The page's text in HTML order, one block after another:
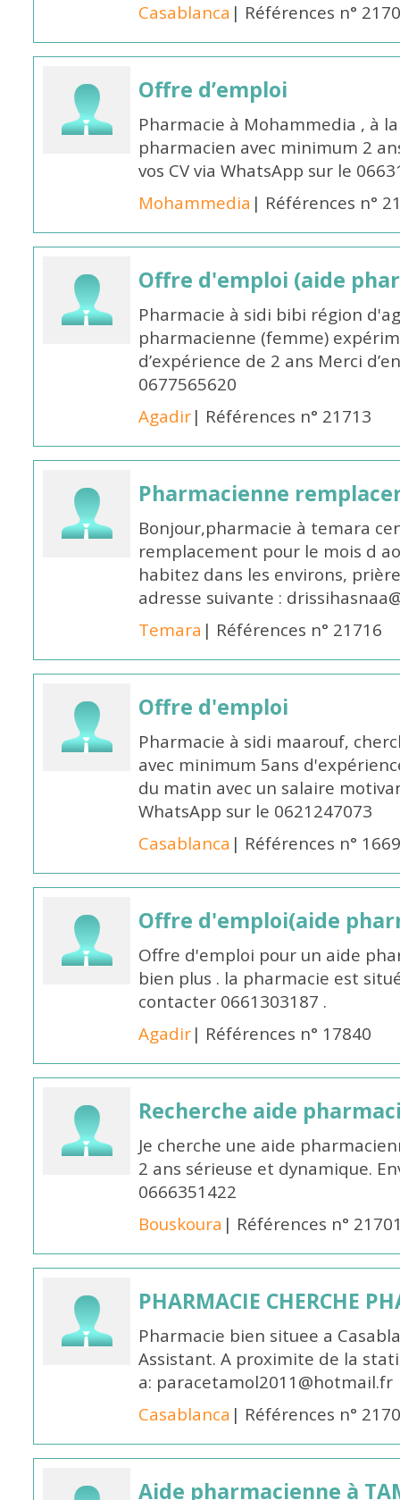
Casablanca | Références n°
Offre d’emploi
Pharmacie à Mohammedia , à
pharmacien avec minimum 2
vos CV via WhatsApp sur le
Mohammedia | Références n°
Offre d'emploi (aide
Pharmacie à sidi bibi région
pharmacienne (femme)
d’expérience de 2 ans Merci
0677565620
Agadir| Références n° 21713
Pharmacienne
Bonjour,pharmacie à temara
remplacement pour le mois d
habitez dans les environs,
adresse suivante :
Temara | Références n° 21716
Offre d'emploi
Pharmacie à sidi maarouf,
avec minimum 5ans
du matin avec un salaire
WhatsApp sur le 0621247073
Casablanca | Références n°
Offre d'emploi(aide
Offre d'emploi pour un aide
bien plus . la pharmacie est
contacter 0661303187 .
Agadir| Références n° 17840
Recherche aide
Je cherche une aide
2 ans sérieuse et dynamique.
0666351422
Bouskoura | Références n°
PHARMACIE CHERCHE
Pharmacie bien situee a
Assistant. A proximite de la
a: paracetamol2011@hotmail.fr
Casablanca | Références n°
Aide pharmacienne à